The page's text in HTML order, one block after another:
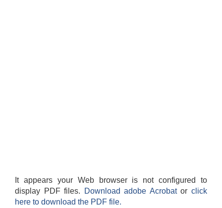
It appears your Web browser is not configured to
display PDF files.
Download adobe Acrobatorclick
here to download the PDF file.